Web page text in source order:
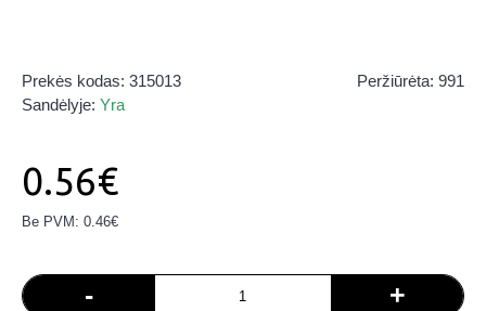
Peržiūrėta: 991
Prekės kodas: 315013
Sandėlyje: Yra
0.56€
Be PVM: 0.46€
- +